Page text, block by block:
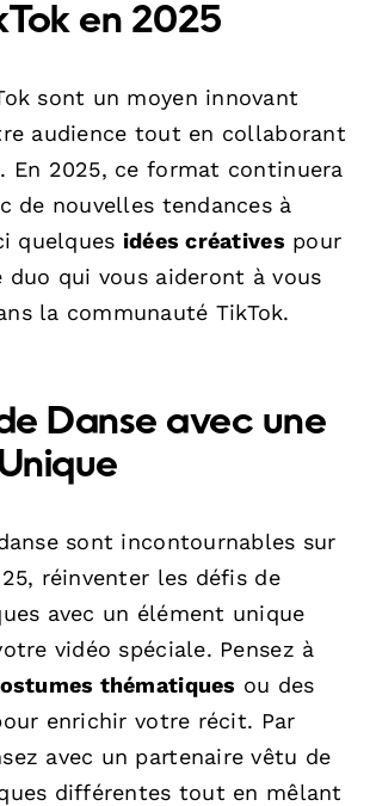
en 2025
sont un moyen innovant
audience tout en collaborant
En 2025, ce format continuera
de nouvelles tendances à
quelques idées créatives pour
duo qui vous aideront à vous
la communauté TikTok.
Danse avec une
sont incontournables sur
réinventer les défis de
avec un élément unique
vidéo spéciale. Pensez à
thématiques ou des
enrichir votre récit. Par
avec un partenaire vêtu de
différentes tout en mêlant